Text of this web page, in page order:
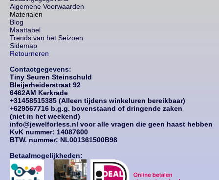
Algemene Voorwaarden
Materialen
Blog
Maattabel
Trends van het Seizoen
Sidemap
Retourneren
Contactgegevens:
Tiny Seuren Steinschuld
Bleijerheiderstraat 92
6462AM Kerkrade
+31458515385 (Alleen tijdens winkeluren bereikbaar)
+629567716 b.g.g. bovenstaand of dringende zaken
(niet in het weekend)
info@jewelforless.nl voor alle vragen die geen haast hebben
KvK nummer: 14087600
BTW. nummer: NL001361500B98
Betaalmogelijkheden: